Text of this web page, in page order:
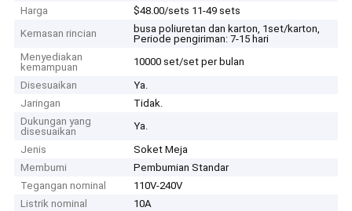
Harga
$48.00/sets 11-49 sets
Kemasan rincian
busa poliuretan dan karton, 1set/karton,
Periode pengiriman: 7-15 hari
Menyediakan
kemampuan
10000 set/set per bulan
Disesuaikan
Ya.
Jaringan
Tidak.
Dukungan yang
disesuaikan
Ya.
Jenis
Soket Meja
Membumi
Pembumian Standar
Tegangan nominal
110V-240V
Listrik nominal
10A